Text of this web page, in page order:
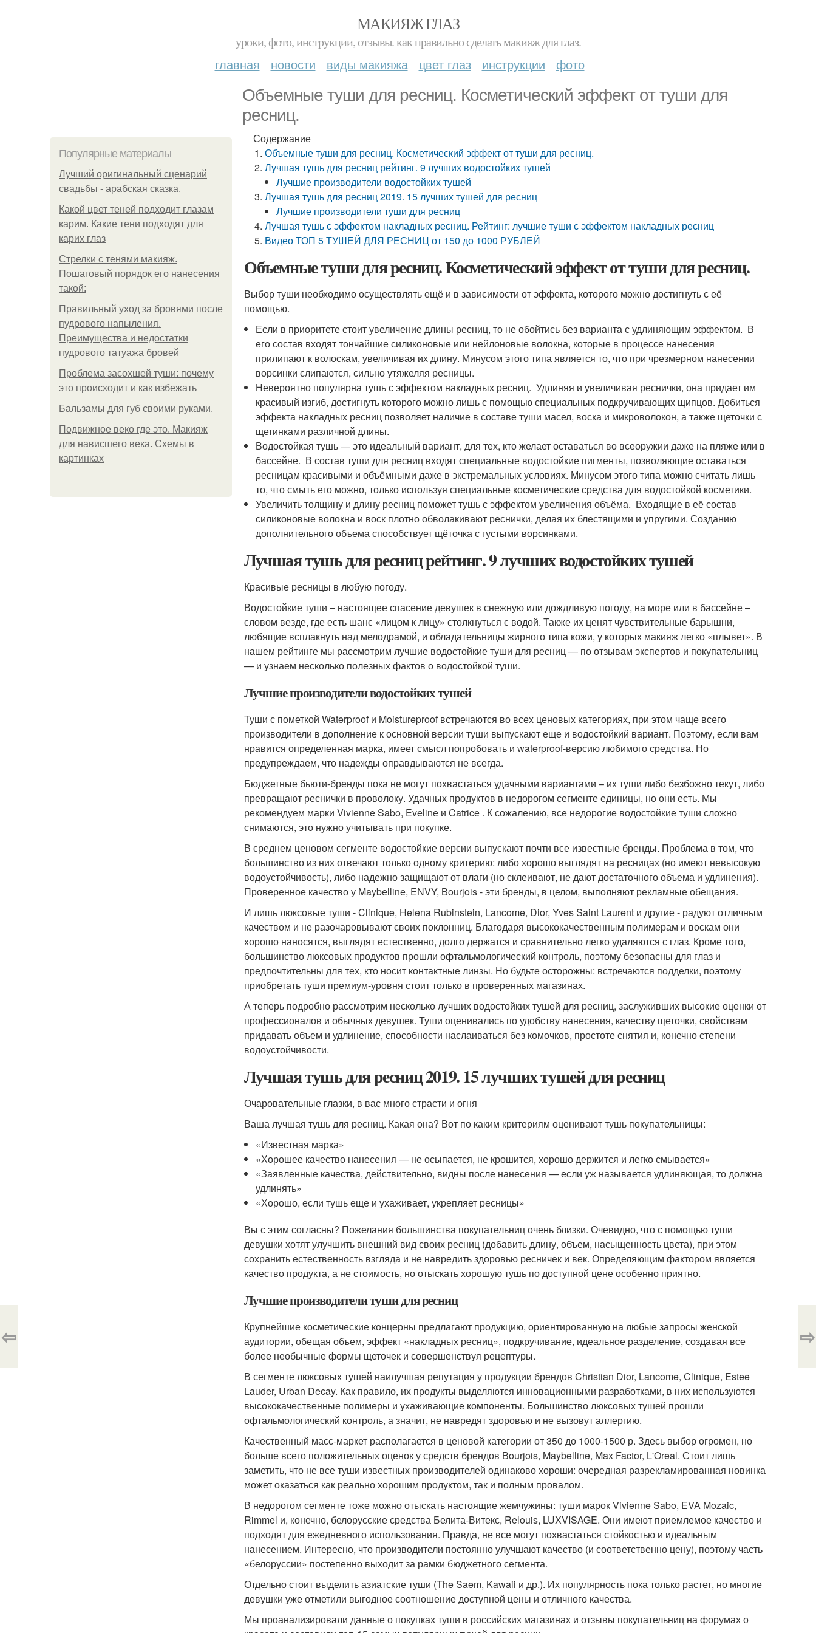
МАКИЯЖ ГЛАЗ
уроки, фото, инструкции, отзывы. как правильно сделать макияж для глаз.
главная новости виды макияжа цвет глаз инструкции фото
Объемные туши для ресниц. Косметический эффект от туши для
ресниц.
Популярные материалы
Лучший оригинальный сценарий
свадьбы - арабская сказка.
Какой цвет теней подходит глазам
карим. Какие тени подходят для
карих глаз
Стрелки с тенями макияж.
Пошаговый порядок его нанесения
такой:
Правильный уход за бровями после
пудрового напыления.
Преимущества и недостатки
пудрового татуажа бровей
Проблема засохшей туши: почему
это происходит и как избежать
Бальзамы для губ своими руками.
Подвижное веко где это. Макияж
для нависшего века. Схемы в
картинках
Содержание
Объемные туши для ресниц. Косметический эффект от туши для ресниц.
Лучшая тушь для ресниц рейтинг. 9 лучших водостойких тушей
Лучшие производители водостойких тушей
Лучшая тушь для ресниц 2019. 15 лучших тушей для ресниц
Лучшие производители туши для ресниц
Лучшая тушь с эффектом накладных ресниц. Рейтинг: лучшие туши с эффектом накладных ресниц
Видео ТОП 5 ТУШЕЙ ДЛЯ РЕСНИЦ от 150 до 1000 РУБЛЕЙ
Объемные туши для ресниц. Косметический эффект от туши для ресниц.
Выбор туши необходимо осуществлять ещё и в зависимости от эффекта, которого можно достигнуть с её
помощью.
Если в приоритете стоит увеличение длины ресниц, то не обойтись без варианта с удлиняющим эффектом. В
его состав входят тончайшие силиконовые или нейлоновые волокна, которые в процессе нанесения
прилипают к волоскам, увеличивая их длину. Минусом этого типа является то, что при чрезмерном нанесении
ворсинки слипаются, сильно утяжеляя ресницы.
Невероятно популярна тушь с эффектом накладных ресниц. Удлиняя и увеличивая реснички, она придает им
красивый изгиб, достигнуть которого можно лишь с помощью специальных подкручивающих щипцов. Добиться
эффекта накладных ресниц позволяет наличие в составе туши масел, воска и микроволокон, а также щеточки с
щетинками различной длины.
Водостойкая тушь — это идеальный вариант, для тех, кто желает оставаться во всеоружии даже на пляже или в
бассейне. В состав туши для ресниц входят специальные водостойкие пигменты, позволяющие оставаться
ресницам красивыми и объёмными даже в экстремальных условиях. Минусом этого типа можно считать лишь
то, что смыть его можно, только используя специальные косметические средства для водостойкой косметики.
Увеличить толщину и длину ресниц поможет тушь с эффектом увеличения объёма. Входящие в её состав
силиконовые волокна и воск плотно обволакивают реснички, делая их блестящими и упругими. Созданию
дополнительного объема способствует щёточка с густыми ворсинками.
Лучшая тушь для ресниц рейтинг. 9 лучших водостойких тушей
Красивые ресницы в любую погоду.
Водостойкие туши – настоящее спасение девушек в снежную или дождливую погоду, на море или в бассейне –
словом везде, где есть шанс «лицом к лицу» столкнуться с водой. Также их ценят чувствительные барышни,
любящие всплакнуть над мелодрамой, и обладательницы жирного типа кожи, у которых макияж легко «плывет». В
нашем рейтинге мы рассмотрим лучшие водостойкие туши для ресниц — по отзывам экспертов и покупательниц
— и узнаем несколько полезных фактов о водостойкой туши.
Лучшие производители водостойких тушей
Туши с пометкой Waterproof и Moistureproof встречаются во всех ценовых категориях, при этом чаще всего
производители в дополнение к основной версии туши выпускают еще и водостойкий вариант. Поэтому, если вам
нравится определенная марка, имеет смысл попробовать и waterproof-версию любимого средства. Но
предупреждаем, что надежды оправдываются не всегда.
Бюджетные бьюти-бренды пока не могут похвастаться удачными вариантами – их туши либо безбожно текут, либо
превращают реснички в проволоку. Удачных продуктов в недорогом сегменте единицы, но они есть. Мы
рекомендуем марки Vivienne Sabo, Eveline и Catrice . К сожалению, все недорогие водостойкие туши сложно
снимаются, это нужно учитывать при покупке.
В среднем ценовом сегменте водостойкие версии выпускают почти все известные бренды. Проблема в том, что
большинство из них отвечают только одному критерию: либо хорошо выглядят на ресницах (но имеют невысокую
водоустойчивость), либо надежно защищают от влаги (но склеивают, не дают достаточного объема и удлинения).
Проверенное качество у Maybelline, ENVY, Bourjois - эти бренды, в целом, выполняют рекламные обещания.
И лишь люксовые туши - Clinique, Helena Rubinstein, Lancome, Dior, Yves Saint Laurent и другие - радуют отличным
качеством и не разочаровывают своих поклонниц. Благодаря высококачественным полимерам и воскам они
хорошо наносятся, выглядят естественно, долго держатся и сравнительно легко удаляются с глаз. Кроме того,
большинство люксовых продуктов прошли офтальмологический контроль, поэтому безопасны для глаз и
предпочтительны для тех, кто носит контактные линзы. Но будьте осторожны: встречаются подделки, поэтому
приобретать туши премиум-уровня стоит только в проверенных магазинах.
А теперь подробно рассмотрим несколько лучших водостойких тушей для ресниц, заслуживших высокие оценки от
профессионалов и обычных девушек. Туши оценивались по удобству нанесения, качеству щеточки, свойствам
придавать объем и удлинение, способности наслаиваться без комочков, простоте снятия и, конечно степени
водоустойчивости.
Лучшая тушь для ресниц 2019. 15 лучших тушей для ресниц
Очаровательные глазки, в вас много страсти и огня
Ваша лучшая тушь для ресниц. Какая она? Вот по каким критериям оценивают тушь покупательницы:
«Известная марка»
«Хорошее качество нанесения — не осыпается, не крошится, хорошо держится и легко смывается»
«Заявленные качества, действительно, видны после нанесения — если уж называется удлиняющая, то должна
удлинять»
«Хорошо, если тушь еще и ухаживает, укрепляет ресницы»
Вы с этим согласны? Пожелания большинства покупательниц очень близки. Очевидно, что с помощью туши
девушки хотят улучшить внешний вид своих ресниц (добавить длину, объем, насыщенность цвета), при этом
сохранить естественность взгляда и не навредить здоровью ресничек и век. Определяющим фактором является
качество продукта, а не стоимость, но отыскать хорошую тушь по доступной цене особенно приятно.
Лучшие производители туши для ресниц
Крупнейшие косметические концерны предлагают продукцию, ориентированную на любые запросы женской
аудитории, обещая объем, эффект «накладных ресниц», подкручивание, идеальное разделение, создавая все
более необычные формы щеточек и совершенствуя рецептуры.
В сегменте люксовых тушей наилучшая репутация у продукции брендов Christian Dior, Lancome, Clinique, Estee
Lauder, Urban Decay. Как правило, их продукты выделяются инновационными разработками, в них используются
высококачественные полимеры и ухаживающие компоненты. Большинство люксовых тушей прошли
офтальмологический контроль, а значит, не навредят здоровью и не вызовут аллергию.
Качественный масс-маркет располагается в ценовой категории от 350 до 1000-1500 р. Здесь выбор огромен, но
больше всего положительных оценок у средств брендов Bourjois, Maybelline, Max Factor, L'Oreal. Стоит лишь
заметить, что не все туши известных производителей одинаково хороши: очередная разрекламированная новинка
может оказаться как реально хорошим продуктом, так и полным провалом.
В недорогом сегменте тоже можно отыскать настоящие жемчужины: туши марок Vivienne Sabo, EVA Mozaic,
Rimmel и, конечно, белорусские средства Белита-Витекс, Relouis, LUXVISAGE. Они имеют приемлемое качество и
подходят для ежедневного использования. Правда, не все могут похвастаться стойкостью и идеальным
нанесением. Интересно, что производители постоянно улучшают качество (и соответственно цену), поэтому часть
«белоруссии» постепенно выходит за рамки бюджетного сегмента.
Отдельно стоит выделить азиатские туши (The Saem, Kawaii и др.). Их популярность пока только растет, но многие
девушки уже отметили выгодное соотношение доступной цены и отличного качества.
Мы проанализировали данные о покупках туши в российских магазинах и отзывы покупательниц на форумах о
⇦ ⇨